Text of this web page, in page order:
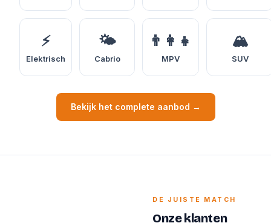
⚡
Elektrisch
🌤️
Cabrio
👨‍👩‍👧
MPV
🏔️
SUV
Bekijk het complete aanbod →
DE JUISTE MATCH
Onze klanten